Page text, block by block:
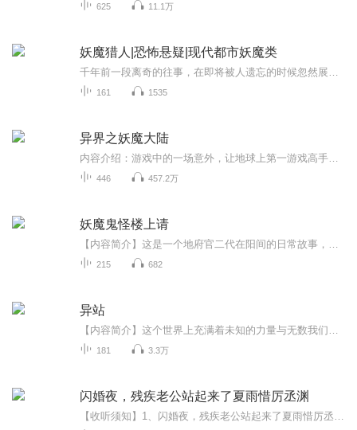
625 11.1万
妖魔猎人|恐怖悬疑|现代都市妖魔类
161 1535
异界之妖魔大陆
446 457.2万
妖魔鬼怪楼上请
215 682
异站
181 3.3万
闪婚夜，残疾老公站起来了夏雨惜厉丞渊